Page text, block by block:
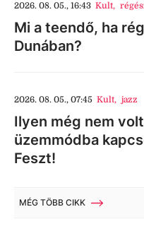
2026. 08. 05., 16:43 Kult,
Mi a teendő, ha
Dunában?
2026. 08. 05., 07:45 Kult, jazz
Ilyen még nem
üzemmódba
Feszt!
MÉG TÖBB CIKK